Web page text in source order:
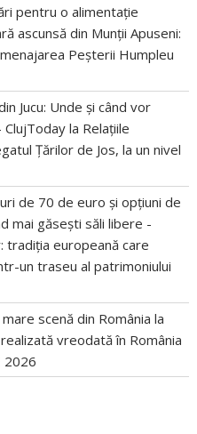
pentru o alimentație
ascunsă din Munții Apuseni:
Peșterii Humpleu
Jucu: Unde și când vor
ClujToday la Relațiile
Țărilor de Jos, la un nivel
de 70 de euro și opțiuni de
mai găsești săli libere -
tradiția europeană care
un traseu al patrimoniului
scenă din România la
vreodată în România
2026